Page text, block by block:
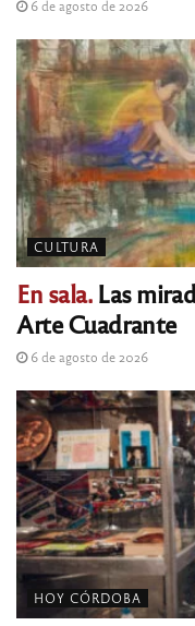
6 de agosto de 2026
CULTURA
En sala.Las
Arte Cuadrante
6 de agosto de 2026
HOY CÓRDOBA